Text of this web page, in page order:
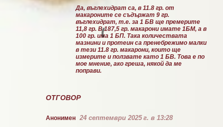
ОТГОВОР
Да, въглехидрат са, в 11.8 гр. от
макароните се съдържат 9 гр.
въглехидрат, т.е. за 1 БВ ще премерите
11,8 гр. В 187,5 гр. макарони имате 1БМ, а в
100 гр. има 1 БП. Така количествата
мазнини и протеин са пренебрежимо малки
в тези 11.8 гр. макарони, които ще
измерите и ползвате като 1 БВ. Това е по
мое мнение, ако греша, някой да ме
поправи.
Анонимен 24 септември 2025 г. в 13:28